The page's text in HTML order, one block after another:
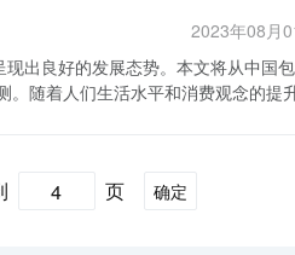
联网等新兴技术的应用为纸浆制造
所述，纸浆制造行业
素的影响，包括原材料供应、环境政
开展创新研究，培养人才，以推动
装垃圾的产生。同时，企业还应加
立健全的标准体系和质量检测体系，
2023年08月
出良好的发展态势。本文将从中国
中国包装行业的发
，包装行业将加快应用智能化技术来
人为操作带来的环境污染和安全隐患
页 确定